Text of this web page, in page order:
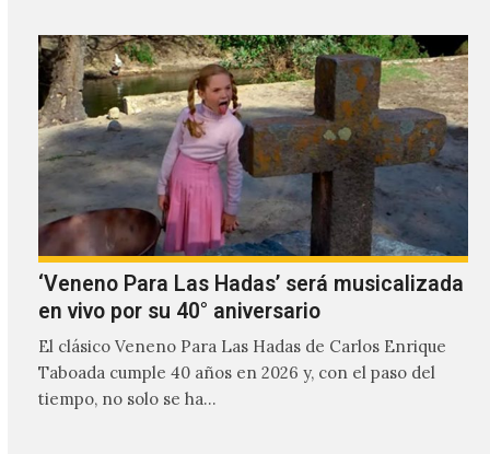
‘Veneno Para Las Hadas’ será musicalizada
en vivo por su 40° aniversario
El clásico Veneno Para Las Hadas de Carlos Enrique
Taboada cumple 40 años en 2026 y, con el paso del
tiempo, no solo se ha…